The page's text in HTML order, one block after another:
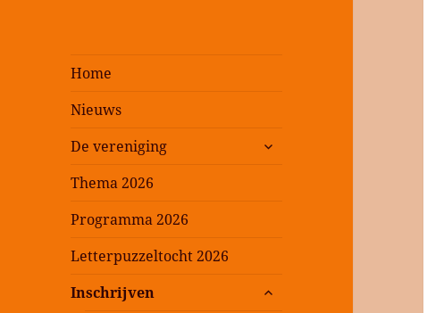
Home
Nieuws
De vereniging
submenu
Thema 2026
Programma 2026
Letterpuzzeltocht 2026
Inschrijven
submenu